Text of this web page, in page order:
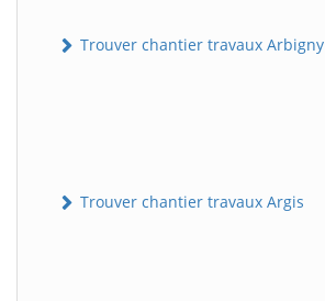
Trouver chantier travaux Arbigny
Trouver chantier travaux Argis